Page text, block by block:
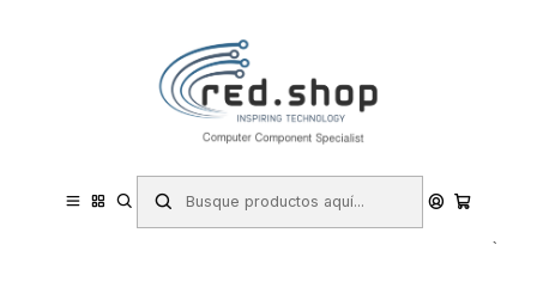
Haga Click Aqui
Papelería y Material de oficina
Material escolar y educativo
Oxford Kids Porta Alimentos Termico Animal Besties - Diseño
Divertido de Animal Besties - Mantiene la Comida Caliente o Fria -